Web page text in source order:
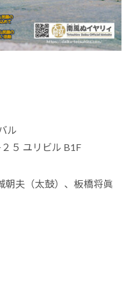
ル
５ ユリビル B1F
朝夫（太鼓）、板橋将眞